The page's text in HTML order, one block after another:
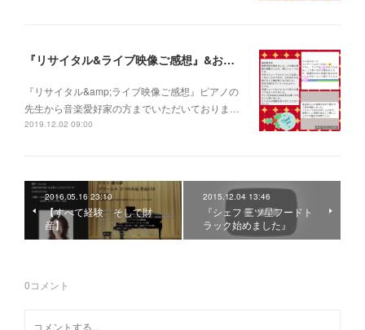
『リサイタル&ライブ映像ご感想』&お申込み延長のご案内
『リサイタル&amp;ライブ映像ご感想』ピアノの
先生から音楽愛好家の方までいただいておりま…
2019.12.02 09:00
2016.05.16 23:10
【すべて経験 そして財
産】
2015.12.04 13:46
『シェフ 三ツ星フードト
ラック始めました』
0コメント